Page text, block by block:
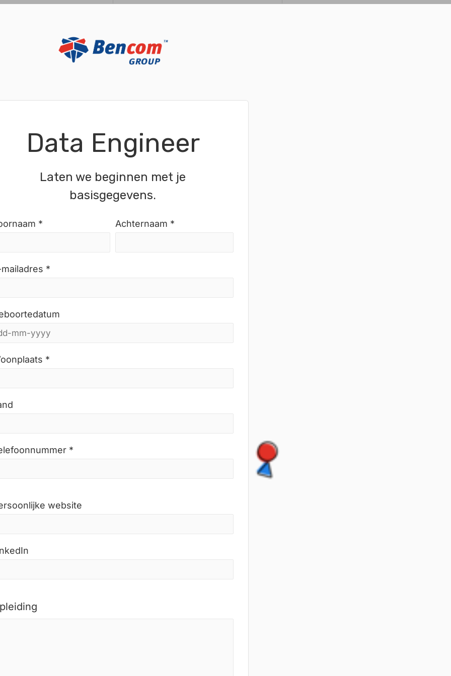
Data Engineer
Laten we beginnen met je
basisgegevens.
* Achternaam *
*
*
*
website